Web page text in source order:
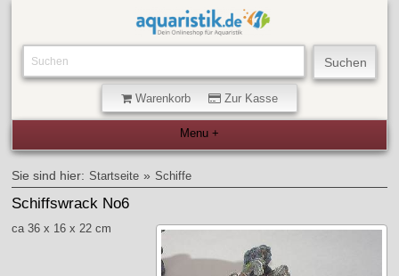
Warenkorb Zur Kasse
Sie sind hier: Startseite » Schiffe
Schiffswrack No6
ca 36 x 16 x 22 cm